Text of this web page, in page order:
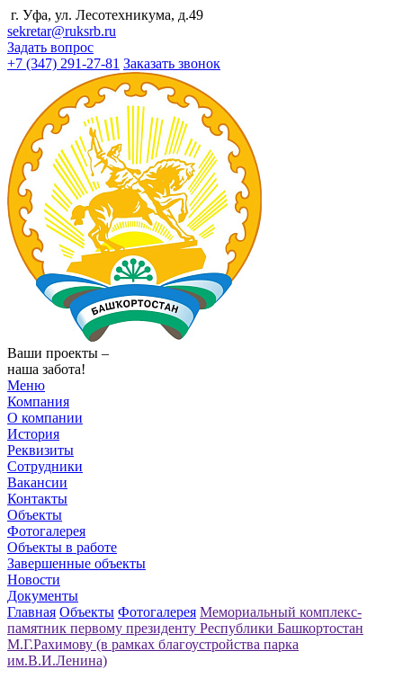
г. Уфа, ул. Лесотехникума, д.49
sekretar@ruksrb.ru
Задать вопрос
+7 (347) 291-27-81 Заказать звонок
Ваши проекты –
наша забота!
Меню
Компания
О компании
История
Реквизиты
Сотрудники
Вакансии
Контакты
Объекты
Фотогалерея
Объекты в работе
Завершенные объекты
Новости
Документы
Главная Объекты Фотогалерея Мемориальный комплекс-
памятник первому президенту Республики Башкортостан
М.Г.Рахимову (в рамках благоустройства парка
им.В.И.Ленина)